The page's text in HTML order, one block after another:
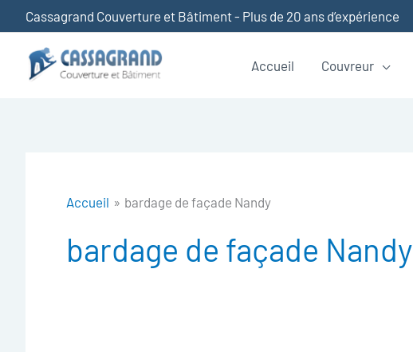
au
contenu
Cassagrand Couverture et Bâtiment - Plus de 20 ans d’expérience
Accueil Couvreur
Accueil bardage de façade Nandy
bardage de façade Nandy